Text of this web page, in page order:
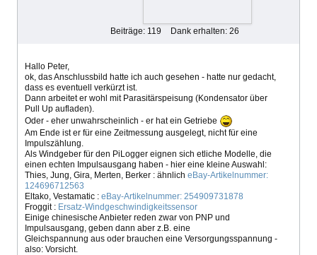
Beiträge: 119 Dank erhalten: 26
Hallo Peter,
ok, das Anschlussbild hatte ich auch gesehen - hatte nur gedacht,
dass es eventuell verkürzt ist.
Dann arbeitet er wohl mit Parasitärspeisung (Kondensator über
Pull Up aufladen).
Oder - eher unwahrscheinlich - er hat ein Getriebe
Am Ende ist er für eine Zeitmessung ausgelegt, nicht für eine
Impulszählung.
Als Windgeber für den PiLogger eignen sich etliche Modelle, die
einen echten Impulsausgang haben - hier eine kleine Auswahl:
Thies, Jung, Gira, Merten, Berker : ähnlich eBay-Artikelnummer:
124696712563
Eltako, Vestamatic : eBay-Artikelnummer: 254909731878
Froggit : Ersatz-Windgeschwindigkeitssensor
Einige chinesische Anbieter reden zwar von PNP und
Impulsausgang, geben dann aber z.B. eine
Gleichspannung aus oder brauchen eine Versorgungsspannung -
also: Vorsicht.